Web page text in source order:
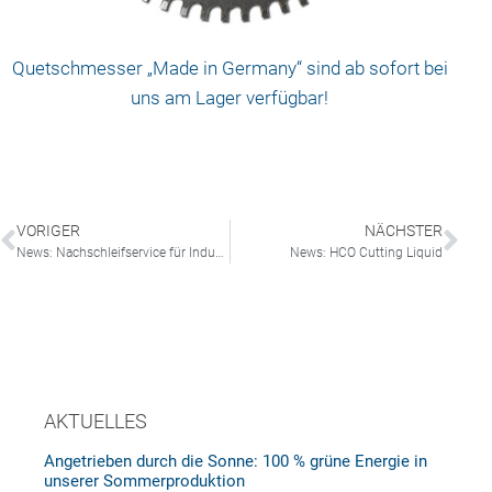
Quetschmesser „Made in Germany“ sind ab sofort bei
uns am Lager verfügbar!
VORIGER
News: Nachschleifservice für Industriemesser
NÄCHSTER
News: HCO Cutting Liquid
AKTUELLES
Angetrieben durch die Sonne: 100 % grüne Energie in
unserer Sommerproduktion